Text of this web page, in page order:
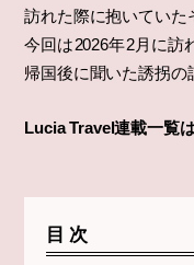
訪れた際に抱いていた
今回は2026年2月に訪
帰国後に聞いた誘拐の
Lucia Travel連載一覧
目次